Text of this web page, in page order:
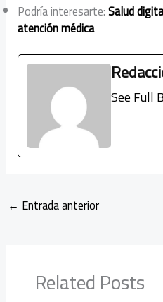
Podría interesarte:Salud
atención médica
See Full
← Entrada anterior
Related Posts